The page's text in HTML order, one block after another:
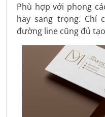
Phù hợp với phong
hay sang trọng. Chỉ
đường line cũng đủ